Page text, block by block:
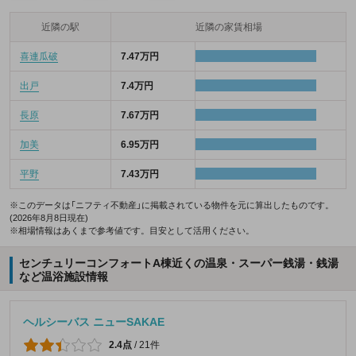
近隣の駅 近隣の家賃相場
喜連瓜破 7.47万円
出戸 7.4万円
長原 7.67万円
加美 6.95万円
平野 7.43万円
※このデータは「ニフティ不動産」に掲載されている物件を元に算出したものです。
(2026年8月8日現在)
※相場情報はあくまで参考値です。目安として活用ください。
センチュリーコンフォートA棟近くの温泉・スーパー銭湯・銭湯
など温浴施設情報
ヘルシーバス ニューSAKAE
2.4点 /21件